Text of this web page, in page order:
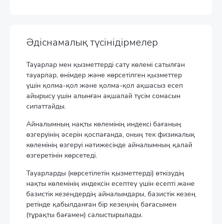
Әдіснамалық түсінідірмелер
Тауарлар мен қызметтерді сату көлемі сатылған
тауарлар, өнімдер және көрсетілген қызметтер
үшін қолма-қол және қолма-қол ақшасыз есеп
айырысу үшін алынған ақшалай түсім сомасын
сипаттайды.
Айналымның нақты көлемінің индексі бағаның
өзгеруінің әсерін қоспағанда, оның тек физикалық
көлемінің өзгеруі нәтижесінде айналымның қалай
өзгеретінін көрсетеді.
Тауарларды (көрсетілетін қызметтерді) өткізудің
нақты көлемінің индексін есептеу үшін есепті және
базистік кезеңдердің айналымдары, базистік кезең
ретінде қабылданған бір кезеңнің бағасымен
(тұрақты бағамен) салыстырылады.